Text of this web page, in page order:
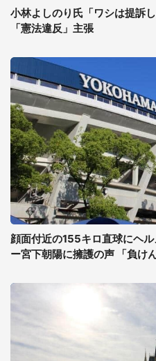
小林よしのり氏「ワシは提訴
「憲法違反」主張
顔面付近の155キロ直球にヘ
ー宮下朝陽に擁護の声 「負け